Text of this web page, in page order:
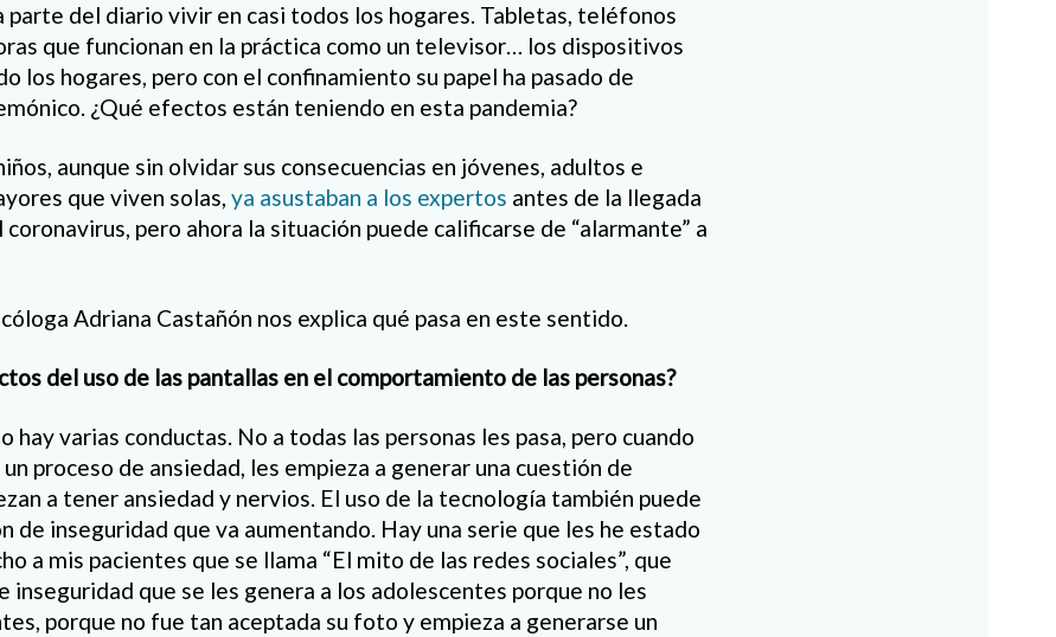
parte del diario vivir en casi todos los hogares. Tabletas, teléfonos
que funcionan en la práctica como un televisor… los dispositivos
los hogares, pero con el confinamiento su papel ha pasado de
¿Qué efectos están teniendo en esta pandemia?
aunque sin olvidar sus consecuencias en jóvenes, adultos e
que viven solas, ya asustaban a los expertos antes de la llegada
pero ahora la situación puede calificarse de “alarmante” a
Adriana Castañón nos explica qué pasa en este sentido.
del uso de las pantallas en el comportamiento de las personas?
hay varias conductas. No a todas las personas les pasa, pero cuando
proceso de ansiedad, les empieza a generar una cuestión de
a tener ansiedad y nervios. El uso de la tecnología también puede
de inseguridad que va aumentando. Hay una serie que les he estado
a mis pacientes que se llama “El mito de las redes sociales”, que
inseguridad que se les genera a los adolescentes porque no les
porque no fue tan aceptada su foto y empieza a generarse un